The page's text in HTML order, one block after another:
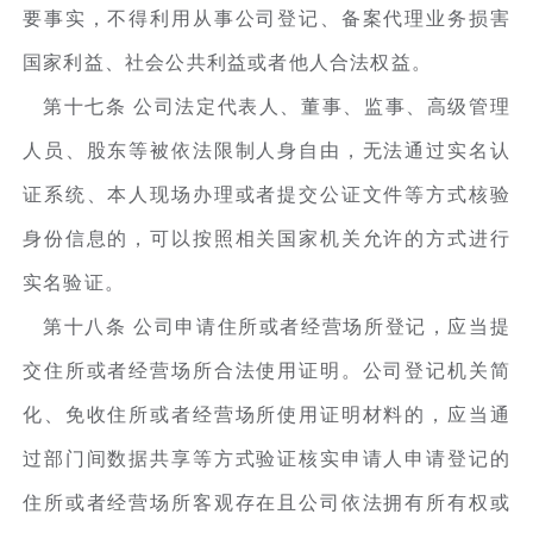
要事实，不得利用从事公司登记、备案代理业务损害
国家利益、社会公共利益或者他人合法权益。
第十七条 公司法定代表人、董事、监事、高级管理
人员、股东等被依法限制人身自由，无法通过实名认
证系统、本人现场办理或者提交公证文件等方式核验
身份信息的，可以按照相关国家机关允许的方式进行
实名验证。
第十八条 公司申请住所或者经营场所登记，应当提
交住所或者经营场所合法使用证明。公司登记机关简
化、免收住所或者经营场所使用证明材料的，应当通
过部门间数据共享等方式验证核实申请人申请登记的
住所或者经营场所客观存在且公司依法拥有所有权或